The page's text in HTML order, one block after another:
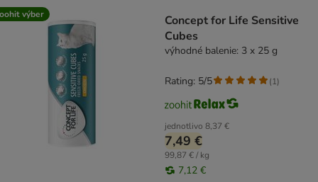
product items have been changed
výber
Concept for Life Sensitive
Cubes
výhodné balenie: 3 x 25 g
jednotlivo 8,37 €
7,49 €
99,87 € / kg
7,12 €
Rating: 5/5 (1)